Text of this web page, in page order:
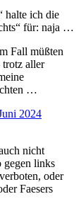
halte ich die
für: naja …
Fall müßten
trotz aller
…
2024
nicht
gegen links
oder
Faesers